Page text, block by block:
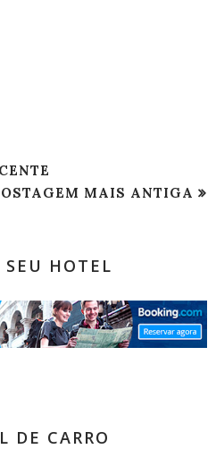
MAIS ANTIGA
SEU HOTEL
DE CARRO